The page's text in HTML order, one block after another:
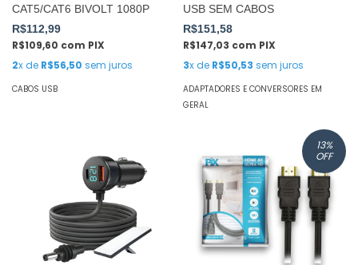
CAT5/CAT6 BIVOLT 1080P
R$112,99
R$109,60 com PIX
2x de R$56,50 sem juros
CABOS USB
USB SEM CABOS
R$151,58
R$147,03 com PIX
3x de R$50,53 sem juros
ADAPTADORES E CONVERSORES EM
GERAL
13%
OFF